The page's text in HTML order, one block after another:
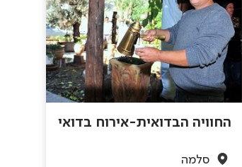
החוויה הבדואית-אירוח בדואי
סלמה